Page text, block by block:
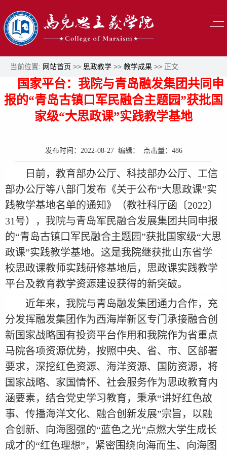
当前位置: 网站首页 >> 思政教学 >> 教学成果 >> 正文
国家平台：我院与青岛融发集团共同申
报的“青岛古镇口军民融合主题园”获批国
家级“大思政课”实践教学基地
发布时间：2022-08-27 编辑： 点击量： 486
日前，教育部办公厅、科技部办公厅、工信
部办公厅等八部门发布《关于公布“大思政课”实
践教学基地名单的通知》（教社科厅函〔2022〕
31号），我院与青岛军民融合发展集团共同申报
的“青岛古镇口军民融合主题园”获批国家级“大思
政课”实践教学基地。这是我院继获批山东省学
校思政课教师实践研修基地后，思政课实践教学
平台及教育教学资源建设获得的新突破。
近年来，我院与青岛融发集团通力合作，充
分发挥融发集团作为西海岸新区专门承接融合创
新国家战略国有投资平台作用和我院作为省重点
马院各项资源优势，按照中央、省、市、区部署
要求，深挖红色资源、海洋资源、国防资源，将
国家战略、家国情怀、社会服务作为思政教育内
涵要素，结合党史学习教育，秉承“讲好红色故
事、传播海洋文化、融合创新发展”宗旨，以融
合创新、向海图强的“蓝色之光”点燃大学生成长
成才的“红色理想”，紧密围绕向海而生、向海图